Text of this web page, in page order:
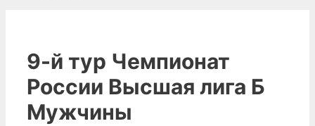
9-й тур Чемпионат
России Высшая лига Б
Мужчины